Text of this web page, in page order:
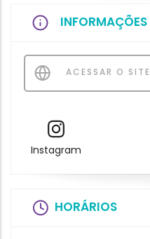
INFORMAÇÕES
ACESSAR O SITE
Instagram
HORÁRIOS